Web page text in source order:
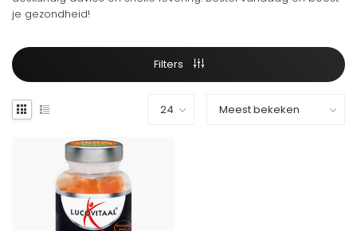
je gezondheid!
Filters